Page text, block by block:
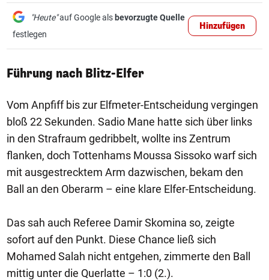
"Heute"auf Google als bevorzugte Quelle
festlegen
Hinzufügen
Führung nach Blitz-Elfer
Vom Anpfiff bis zur Elfmeter-Entscheidung vergingen
bloß 22 Sekunden. Sadio Mane hatte sich über links
in den Strafraum gedribbelt, wollte ins Zentrum
flanken, doch Tottenhams Moussa Sissoko warf sich
mit ausgestrecktem Arm dazwischen, bekam den
Ball an den Oberarm – eine klare Elfer-Entscheidung.
Das sah auch Referee Damir Skomina so, zeigte
sofort auf den Punkt. Diese Chance ließ sich
Mohamed Salah nicht entgehen, zimmerte den Ball
mittig unter die Querlatte – 1:0 (2.).